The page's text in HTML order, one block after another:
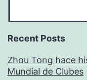
Recent Posts
Zhou Tong hace
Mundial de Clubes